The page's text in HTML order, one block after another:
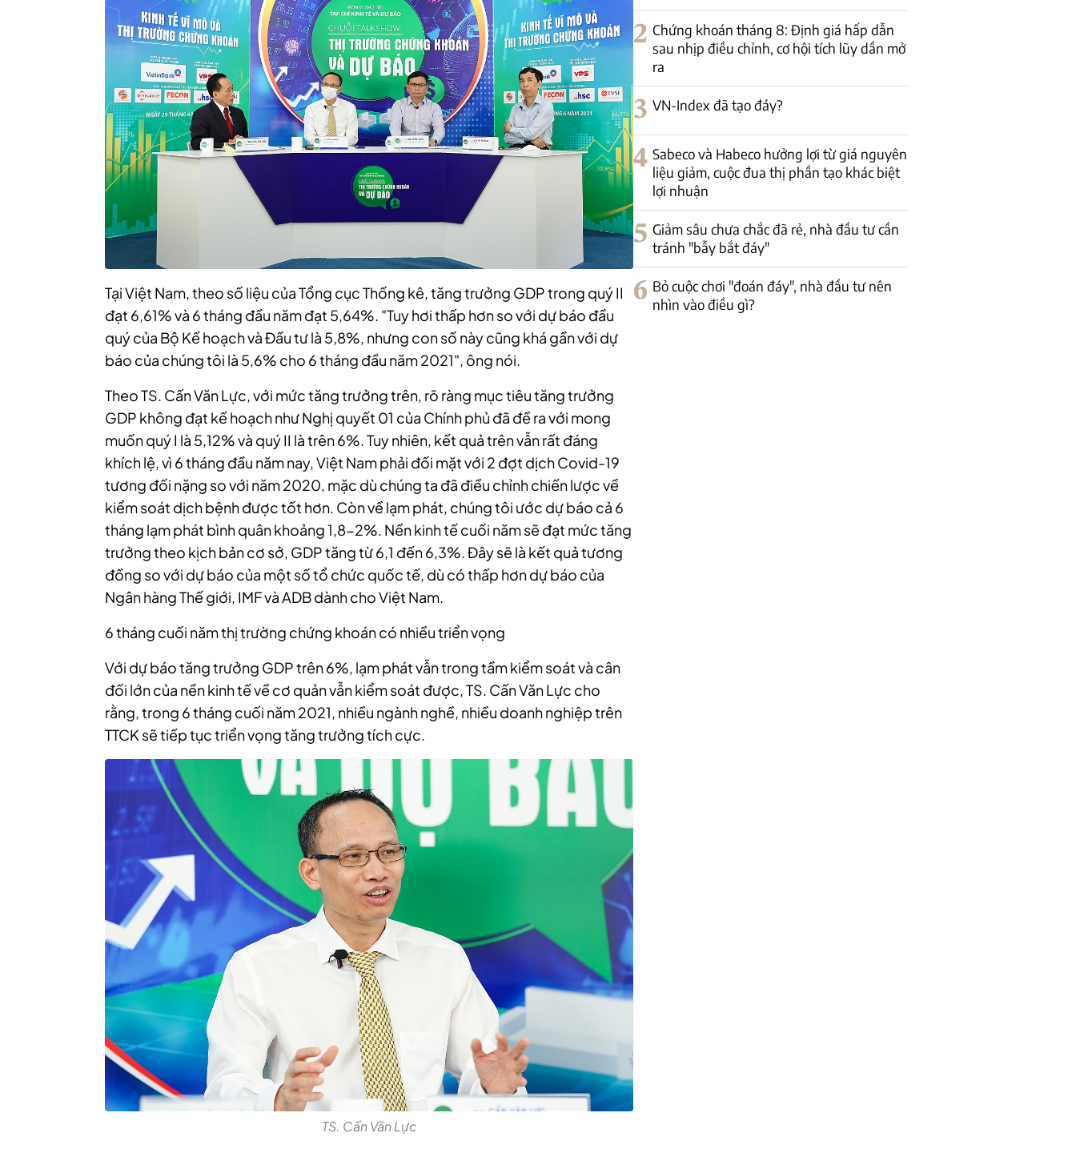
Tại Việt Nam, theo số liệu của Tổng cục Thống kê, tăng trưởng GDP trong quý II
đạt 6,61% và 6 tháng đầu năm đạt 5,64%. "Tuy hơi thấp hơn so với dự báo đầu
quý của Bộ Kế hoạch và Đầu tư là 5,8%, nhưng con số này cũng khá gần với dự
báo của chúng tôi là 5,6% cho 6 tháng đầu năm 2021", ông nói.
Theo TS. Cấn Văn Lực, với mức tăng trưởng trên, rõ ràng mục tiêu tăng trưởng
GDP không đạt kế hoạch như Nghị quyết 01 của Chính phủ đã đề ra với mong
muốn quý I là 5,12% và quý II là trên 6%. Tuy nhiên, kết quả trên vẫn rất đáng
khích lệ, vì 6 tháng đầu năm nay, Việt Nam phải đối mặt với 2 đợt dịch Covid-19
tương đối nặng so với năm 2020, mặc dù chúng ta đã điều chỉnh chiến lược về
kiểm soát dịch bệnh được tốt hơn. Còn về lạm phát, chúng tôi ước dự báo cả 6
tháng lạm phát bình quân khoảng 1,8-2%. Nền kinh tế cuối năm sẽ đạt mức tăng
trưởng theo kịch bản cơ sở, GDP tăng từ 6,1 đến 6,3%. Đây sẽ là kết quả tương
đồng so với dự báo của một số tổ chức quốc tế, dù có thấp hơn dự báo của
Ngân hàng Thế giới, IMF và ADB dành cho Việt Nam.
6 tháng cuối năm thị trường chứng khoán có nhiều triển vọng
Với dự báo tăng trưởng GDP trên 6%, lạm phát vẫn trong tầm kiểm soát và cân
đối lớn của nền kinh tế về cơ quản vẫn kiểm soát được, TS. Cấn Văn Lực cho
rằng, trong 6 tháng cuối năm 2021, nhiều ngành nghề, nhiều doanh nghiệp trên
TTCK sẽ tiếp tục triển vọng tăng trưởng tích cực.
TS. Cấn Văn Lực
2 Chứng khoán tháng 8: Định giá hấp dẫn
sau nhịp điều chỉnh, cơ hội tích lũy dần mở
ra
3 VN-Index đã tạo đáy?
4 Sabeco và Habeco hưởng lợi từ giá nguyên
liệu giảm, cuộc đua thị phần tạo khác biệt
lợi nhuận
5 Giảm sâu chưa chắc đã rẻ, nhà đầu tư cần
tránh "bẫy bắt đáy"
6 Bỏ cuộc chơi "đoán đáy", nhà đầu tư nên
nhìn vào điều gì?